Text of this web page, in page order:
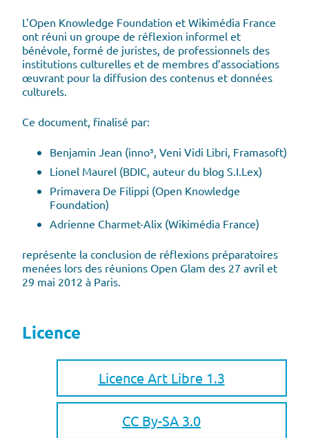
L’Open Knowledge Foundation et Wikimédia France
ont réuni un groupe de réflexion informel et
bénévole, formé de juristes, de professionnels des
institutions culturelles et de membres d’associations
œuvrant pour la diffusion des contenus et données
culturels.
Ce document, finalisé par:
Benjamin Jean (inno³, Veni Vidi Libri, Framasoft)
Lionel Maurel (BDIC, auteur du blog S.I.Lex)
Primavera De Filippi (Open Knowledge
Foundation)
Adrienne Charmet-Alix (Wikimédia France)
représente la conclusion de réflexions préparatoires
menées lors des réunions Open Glam des 27 avril et
29 mai 2012 à Paris.
Licence
Licence Art Libre 1.3
CC By-SA 3.0